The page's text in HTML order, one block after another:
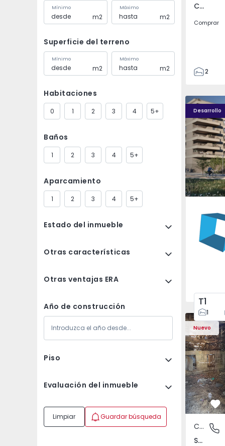
Mínimo
m2
Máximo
m2
Superficie del terreno
Mínimo
m2
Máximo
m2
Habitaciones
0 1 2 3 4 5+
Baños
1 2 3 4 5+
Aparcamiento
1 2 3 4 5+
Estado del inmueble
Otras características
Otras ventajas ERA
Año de construcción
Piso
Evaluación del inmueble
Limpiar Guardar búsqueda
Covilhã e Canhoso, Castelo Branco
Comprar
2
85
85
0
4
Desarrollo
PLENO JARDIM - 4 PLENO
Águas
T1
1
Nuevo
Casa Vila
São
Casa de Campo
São Tomé do Castelo e Justes, Vila Real